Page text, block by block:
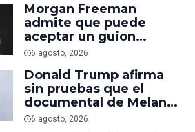
Morgan Freeman
admite que puede
aceptar un guion
mediocre si le pagan lo
6 agosto, 2026
Donald Trump afirma
sin pruebas que el
documental de Melania
es ‘la película número
6 agosto, 2026